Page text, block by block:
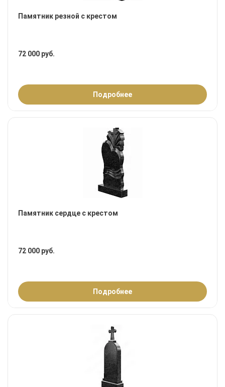
Памятник резной с крестом
72 000 руб.
Подробнее
Памятник сердце с крестом
72 000 руб.
Подробнее